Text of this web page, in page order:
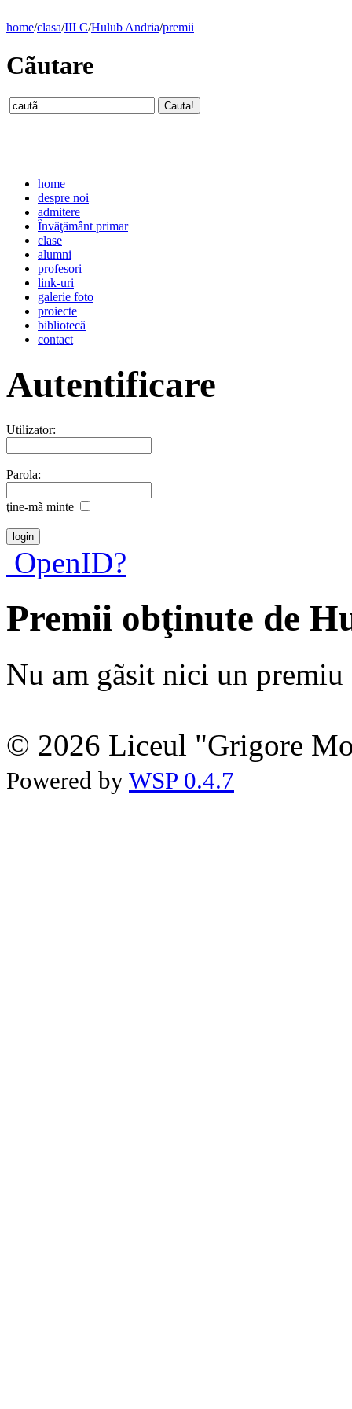
home/clasa/III C/Hulub Andria/premii
Cãutare
home
despre noi
admitere
Învăţământ primar
clase
alumni
profesori
link-uri
galerie foto
proiecte
bibliotecă
contact
Autentificare
Utilizator:
Parola:
ţine-mã minte
OpenID?
Premii obţinute de
Nu am gãsit nici un premiu
© 2026 Liceul "Grigore
Powered by WSP 0.4.7